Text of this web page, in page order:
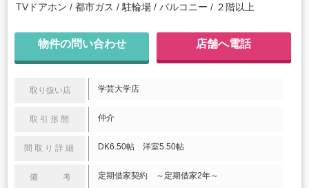
TVドアホン
都市ガス 駐輪場 バルコニー ２階以上
物件の問い合わせ 店舗へ電話
取り扱い店 学芸大学店
取引形態 仲介
間取り詳細 DK6.50帖 洋室5.50帖
備 考 定期借家契約 ～定期借家2年～